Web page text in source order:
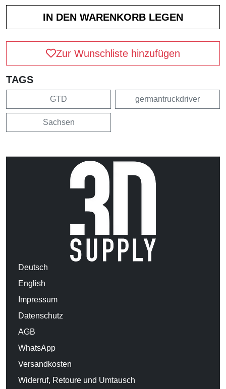
Zur Wunschliste hinzufügen
TAGS
GTD germantruckdriver
Sachsen
Deutsch
English
Impressum
Datenschutz
AGB
WhatsApp
Versandkosten
Widerruf, Retoure und Umtausch